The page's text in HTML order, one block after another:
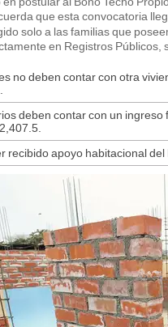
que esta convocatoria
solo a las familias que
en Registros Públicos,
no deben contar con otra
deben contar con un
recibido apoyo habitacional